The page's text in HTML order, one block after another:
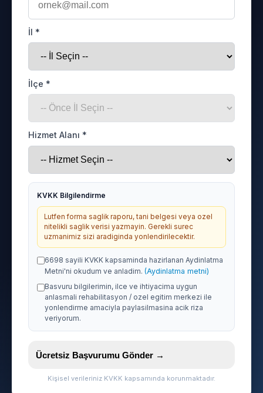
İl *
İlçe *
Hizmet Alanı *
KVKK Bilgilendirme
Lutfen forma saglik raporu, tani belgesi veya ozel
nitelikli saglik verisi yazmayin. Gerekli surec
uzmanimiz sizi aradiginda yonlendirilecektir.
6698 sayili KVKK kapsaminda hazirlanan Aydinlatma
Metni'ni okudum ve anladim. (Aydinlatma metni)
Basvuru bilgilerimin, ilce ve ihtiyacima uygun
anlasmali rehabilitasyon / ozel egitim merkezi ile
yonlendirme amaciyla paylasilmasina acik riza
veriyorum.
Ücretsiz Başvurumu Gönder →
Kişisel verileriniz KVKK kapsamında korunmaktadır.